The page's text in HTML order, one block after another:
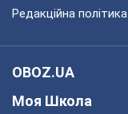
Редакційна політика
OBOZ.UA
Моя Школа